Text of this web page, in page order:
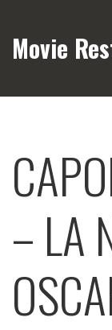
Movie
– LA